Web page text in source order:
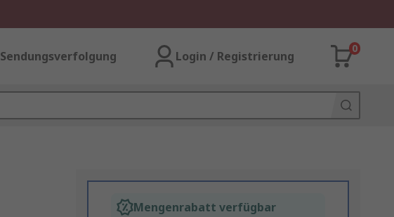
Sendungsverfolgung Login / Registrierung
0
Mengenrabatt verfügbar